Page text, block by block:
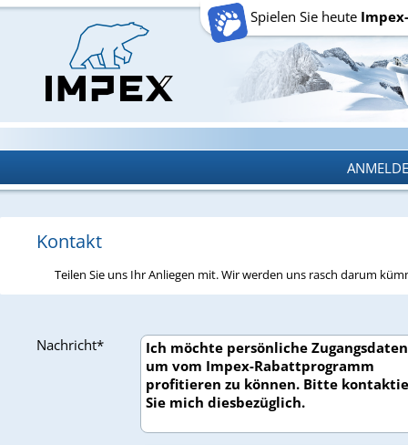
Spielen Sie heute
Kontakt
Teilen Sie uns Ihr Anliegen mit. Wir werden uns rasch darum
Nachricht*